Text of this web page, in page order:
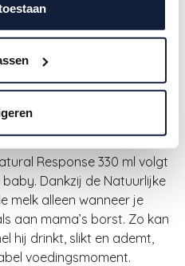
Natural
Response 330 ml volgt
Dankzij de Natuurlijke
melk alleen wanneer je
aan mama’s borst. Zo kan
hij drinkt, slikt en ademt,
voedingsmoment.